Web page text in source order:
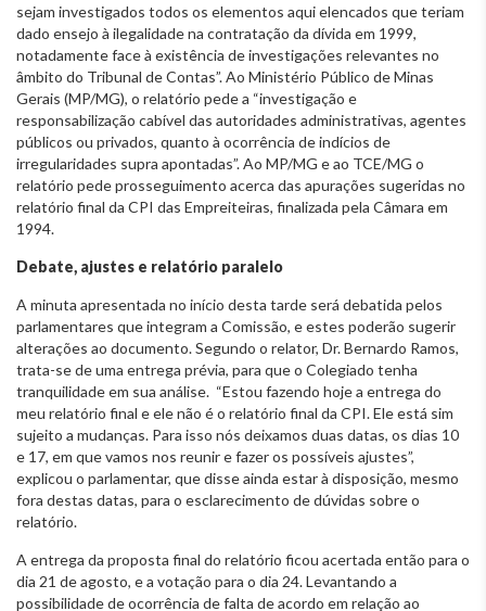
sejam investigados todos os elementos aqui elencados que teriam
dado ensejo à ilegalidade na contratação da dívida em 1999,
notadamente face à existência de investigações relevantes no
âmbito do Tribunal de Contas”. Ao Ministério Público de Minas
Gerais (MP/MG), o relatório pede a “investigação e
responsabilização cabível das autoridades administrativas, agentes
públicos ou privados, quanto à ocorrência de indícios de
irregularidades supra apontadas”. Ao MP/MG e ao TCE/MG o
relatório pede prosseguimento acerca das apurações sugeridas no
relatório final da CPI das Empreiteiras, finalizada pela Câmara em
1994.
Debate, ajustes e relatório paralelo
A minuta apresentada no início desta tarde será debatida pelos
parlamentares que integram a Comissão, e estes poderão sugerir
alterações ao documento. Segundo o relator, Dr. Bernardo Ramos,
trata-se de uma entrega prévia, para que o Colegiado tenha
tranquilidade em sua análise. “Estou fazendo hoje a entrega do
meu relatório final e ele não é o relatório final da CPI. Ele está sim
sujeito a mudanças. Para isso nós deixamos duas datas, os dias 10
e 17, em que vamos nos reunir e fazer os possíveis ajustes”,
explicou o parlamentar, que disse ainda estar à disposição, mesmo
fora destas datas, para o esclarecimento de dúvidas sobre o
relatório.
A entrega da proposta final do relatório ficou acertada então para o
dia 21 de agosto, e a votação para o dia 24. Levantando a
possibilidade de ocorrência de falta de acordo em relação ao